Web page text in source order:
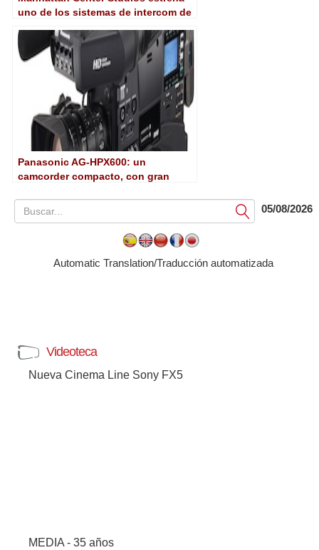
uno de los sistemas de intercom de
Panasonic AG-HPX600: un
camcorder compacto, con gran
Submit05/08/2026
Automatic Translation/Traducción automatizada
Videoteca
Nueva Cinema Line Sony FX5
MEDIA - 35 años